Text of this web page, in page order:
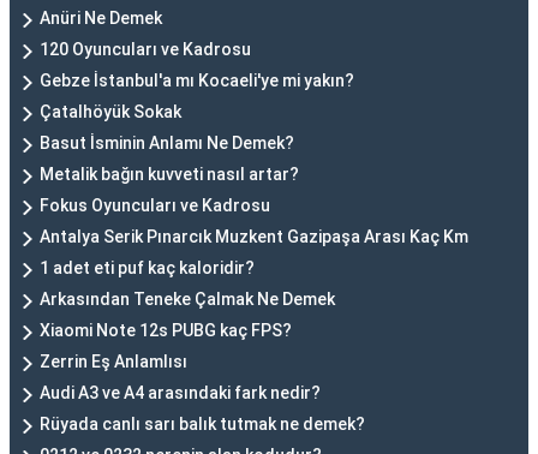
Anüri Ne Demek
120 Oyuncuları ve Kadrosu
Gebze İstanbul'a mı Kocaeli'ye mi yakın?
Çatalhöyük Sokak
Basut İsminin Anlamı Ne Demek?
Metalik bağın kuvveti nasıl artar?
Fokus Oyuncuları ve Kadrosu
Antalya Serik Pınarcık Muzkent Gazipaşa Arası Kaç Km
1 adet eti puf kaç kaloridir?
Arkasından Teneke Çalmak Ne Demek
Xiaomi Note 12s PUBG kaç FPS?
Zerrin Eş Anlamlısı
Audi A3 ve A4 arasındaki fark nedir?
Rüyada canlı sarı balık tutmak ne demek?